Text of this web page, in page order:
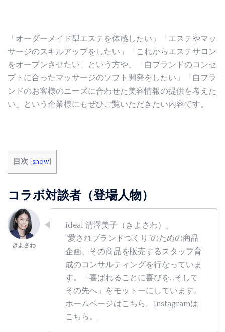
「オーダーメイド型エステを体感したい」「エステやマッ
サージのスキルアップをしたい」「これからエステサロン
をオープンさせたい」という方や、「自ブランドのコンセ
プトに合ったマッサージのソフト開発をしたい」「自ブラ
ンドのお客様のニーズに合わせた美容情報の提供を考えた
い」という企業様にもぜひご覧いただきたい内容です。
目次 show
コラボ対談者（登場人物）
ideal 清澤美子（きよさわ）。
“愛されブランドづくり”のための商品
企画、その商品を販売するスタッフ育
成のコンサルティングを行なっていま
す。「喜ばれることに喜びを…そして
その先へ」をモットーにしています。
ホームページはこちら。 Instagramは
こちら。